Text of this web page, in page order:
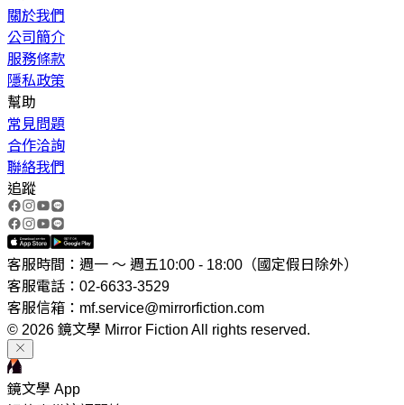
關於我們
公司簡介
服務條款
隱私政策
幫助
常見問題
合作洽詢
聯絡我們
追蹤
客服時間：週一 ～ 週五10:00 - 18:00（國定假日除外）
客服電話：02-6633-3529
客服信箱：mf.service@mirrorfiction.com
© 2026 鏡文學 Mirror Fiction All rights reserved.
鏡文學 App